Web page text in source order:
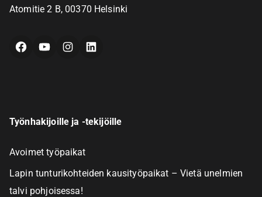
Atomitie 2 B, 00370 Helsinki
FacebookYouTubeInstagramLinkedIn
Työnhakijoille ja -tekijöille
Avoimet työpaikat
Lapin tunturikohteiden kausityöpaikat – Vietä unelmien
talvi pohjoisessa!